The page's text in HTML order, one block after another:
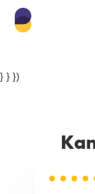
} } })